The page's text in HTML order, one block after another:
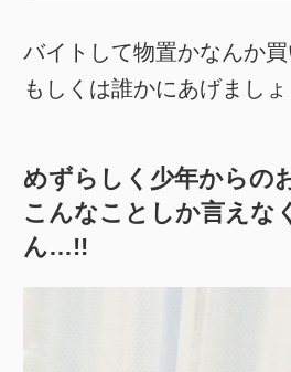
バイトして物置かなんか買
もしくは誰かにあげまし
めずらしく少年からの
こんなことしか言えな
ん…!!